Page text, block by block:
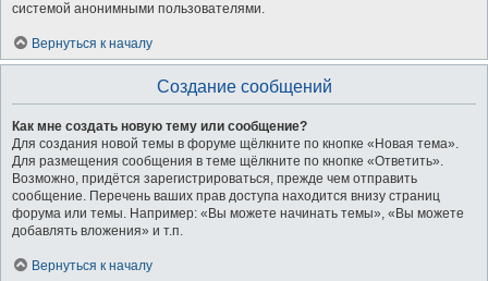
системой анонимными пользователями.
Вернуться к началу
Создание сообщений
Как мне создать новую тему или сообщение?
Для создания новой темы в форуме щёлкните по кнопке «Новая тема».
Для размещения сообщения в теме щёлкните по кнопке «Ответить».
Возможно, придётся зарегистрироваться, прежде чем отправить
сообщение. Перечень ваших прав доступа находится внизу страниц
форума или темы. Например: «Вы можете начинать темы», «Вы можете
добавлять вложения» и т.п.
Вернуться к началу